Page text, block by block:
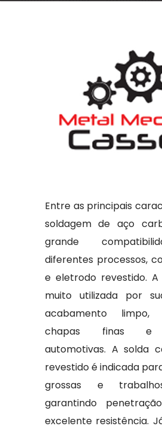
Entre as principais
soldagem de aço
grande
diferentes processos,
e eletrodo revestido.
muito utilizada por
acabamento
chapas finas e
automotivas. A solda
revestido é indicada
grossas e
garantindo
excelente resistência.